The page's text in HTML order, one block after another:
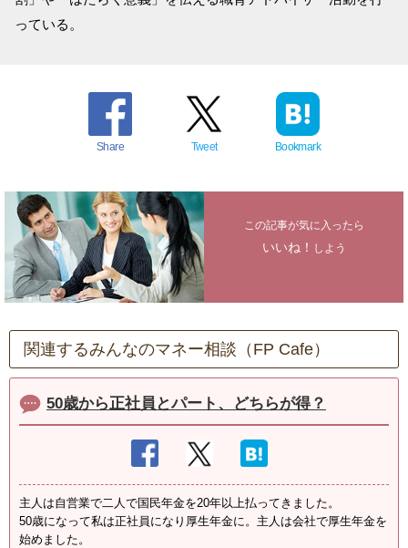
っている。
Share Tweet Bookmark
この記事が気に入ったら
いいね！ しよう
関連するみんなのマネー相談（FP Cafe）
50歳から正社員とパート、どちらが得？
主人は自営業で二人で国民年金を20年以上払ってきました。
50歳になって私は正社員になり厚生年金に。主人は会社で厚生年金を
始めました。